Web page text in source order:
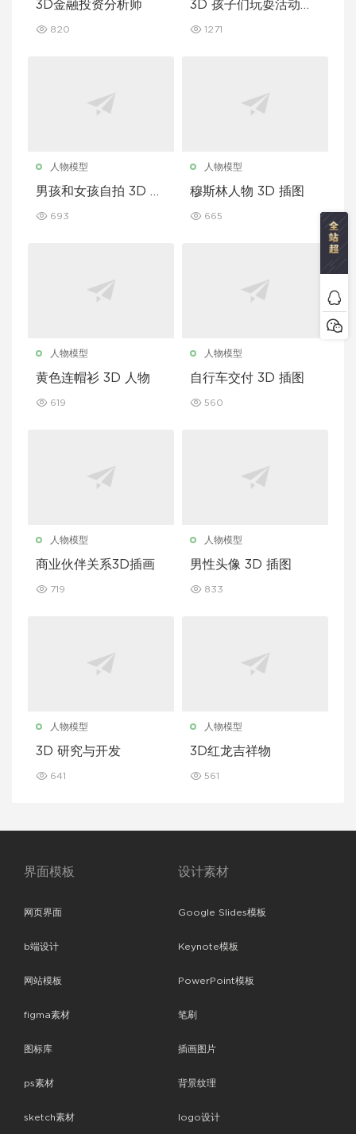
3D金融投资分析师
820
3D 孩子们玩耍活动插
1271
人物模型
男孩和女孩自拍 3D 角
693
人物模型
穆斯林人物 3D 插图
665
人物模型
黄色连帽衫 3D 人物
619
人物模型
自行车交付 3D 插图
560
人物模型
商业伙伴关系3D插画
719
人物模型
男性头像 3D 插图
833
人物模型
3D 研究与开发
641
人物模型
3D红龙吉祥物
561
界面模板
网页界面
b端设计
网站模板
figma素材
图标库
ps素材
sketch素材
设计素材
Google Slides模板
Keynote模板
PowerPoint模板
笔刷
插画图片
背景纹理
logo设计